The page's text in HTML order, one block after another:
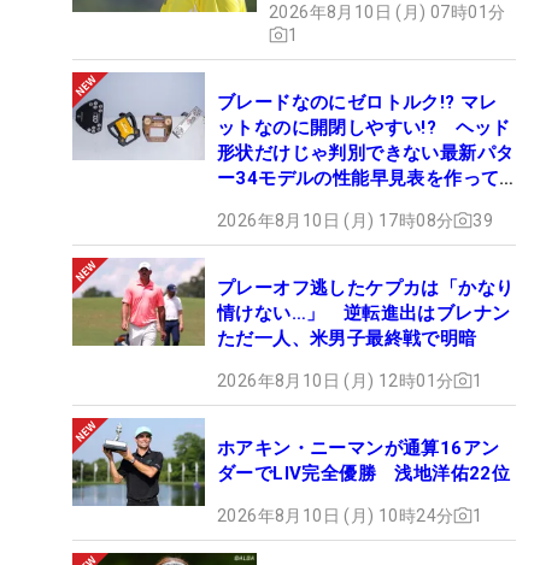
2026年8月10日 (月) 07時01分
1
ブレードなのにゼロトルク!? マレ
ットなのに開閉しやすい!? ヘッド
形状だけじゃ判別できない最新パタ
ー34モデルの性能早見表を作って
2026年8月10日 (月) 17時08分 39
プレーオフ逃したケプカは「かなり
情けない…」 逆転進出はブレナン
ただ一人、米男子最終戦で明暗
2026年8月10日 (月) 12時01分 1
ホアキン・ニーマンが通算16アン
ダーでLIV完全優勝 浅地洋佑22位
2026年8月10日 (月) 10時24分 1